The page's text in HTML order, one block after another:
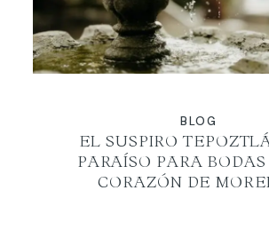
ES
BLOG
EL SUSPIRO
PARAÍSO PARA
CORAZÓN DE